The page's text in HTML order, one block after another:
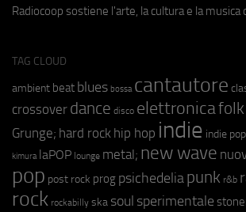
Radiocoop sostiene l'arte, la cultura e la musica
TAG CLOUD
ambient beat blues bossa cantautore
crossover dance disco elettronicafolk
Grunge; hard rock hip hop indie indie pop
kimura laPOP lounge metal; new wave
pop post rock prog psichedeliapunk r&b
rock rockabilly ska soul sperimentale